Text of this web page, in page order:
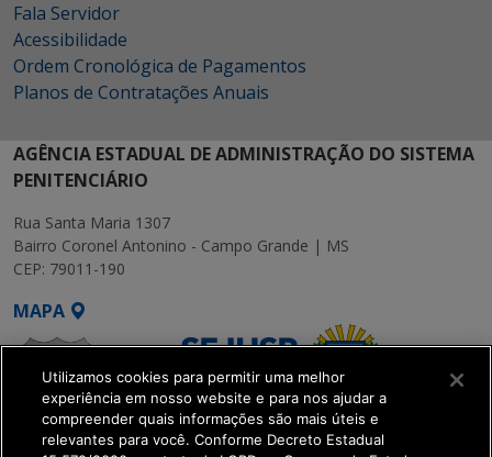
Fala Servidor
Acessibilidade
Ordem Cronológica de Pagamentos
Planos de Contratações Anuais
AGÊNCIA ESTADUAL DE ADMINISTRAÇÃO DO SISTEMA
PENITENCIÁRIO
Rua Santa Maria 1307
Bairro Coronel Antonino - Campo Grande | MS
CEP: 79011-190
MAPA
Utilizamos cookies para permitir uma melhor
experiência em nosso website e para nos ajudar a
compreender quais informações são mais úteis e
relevantes para você. Conforme Decreto Estadual